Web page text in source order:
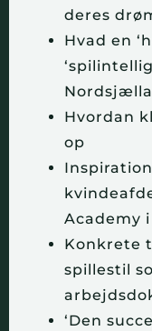
deres
Hvad en
Hvordan
op
Academy i
Konkrete
spillestil
‘Den